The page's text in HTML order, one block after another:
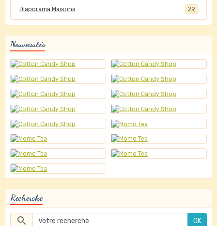
Diaporama Maisons 29
Nouveautés
Recherche
OK